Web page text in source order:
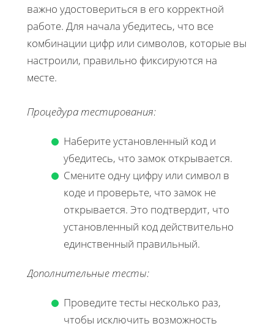
важно удостовериться в его корректной
работе. Для начала убедитесь, что все
комбинации цифр или символов, которые вы
настроили, правильно фиксируются на
месте.
Процедура тестирования:
Наберите установленный код и
убедитесь, что замок открывается.
Смените одну цифру или символ в
коде и проверьте, что замок не
открывается. Это подтвердит, что
установленный код действительно
единственный правильный.
Дополнительные тесты:
Проведите тесты несколько раз,
чтобы исключить возможность